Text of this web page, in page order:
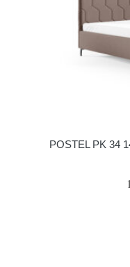
POSTEL PK 34